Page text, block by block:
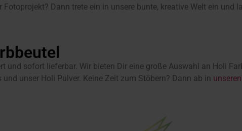
Dann trete ein in unsere bunte, kreative Welt ein und
und sofort lieferbar. Wir bieten Dir eine große Auswahl an Holi
unser Holi Pulver. Keine Zeit zum Stöbern? Dann ab in